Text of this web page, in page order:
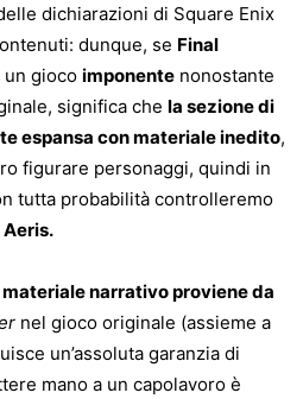
dichiarazioni di Square Enix
dunque, se Final
un gioco imponente nonostante
significa che la sezione di
espansa con materiale inedito,
figurare personaggi, quindi in
tutta probabilità controlleremo
Aeris.
narrativo proviene da
nel gioco originale (assieme a
un’assoluta garanzia di
mano a un capolavoro è